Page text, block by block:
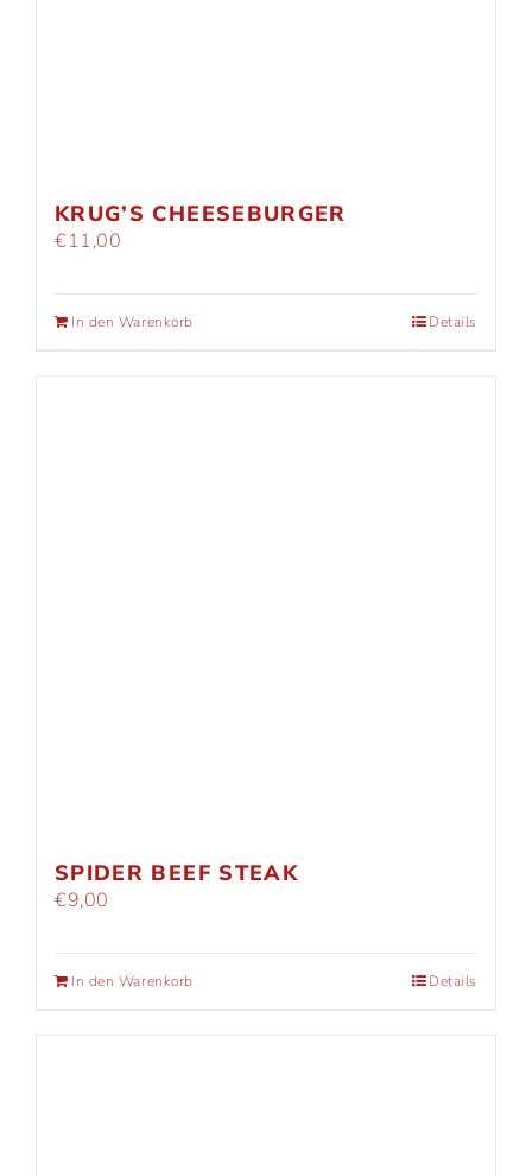
KRUG’S CHEESEBURGER
€11,00
In den Warenkorb Details
SPIDER BEEF STEAK
€9,00
In den Warenkorb Details